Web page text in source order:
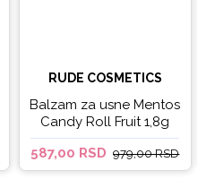
RUDE COSMETICS
Balzam za usne Mentos
Candy Roll Fruit 1,8g
587,00 RSD 979,00 RSD